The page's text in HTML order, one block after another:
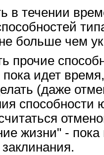
в течении
больше чем
прочие
пока идет
(даже
способности
жизни" -